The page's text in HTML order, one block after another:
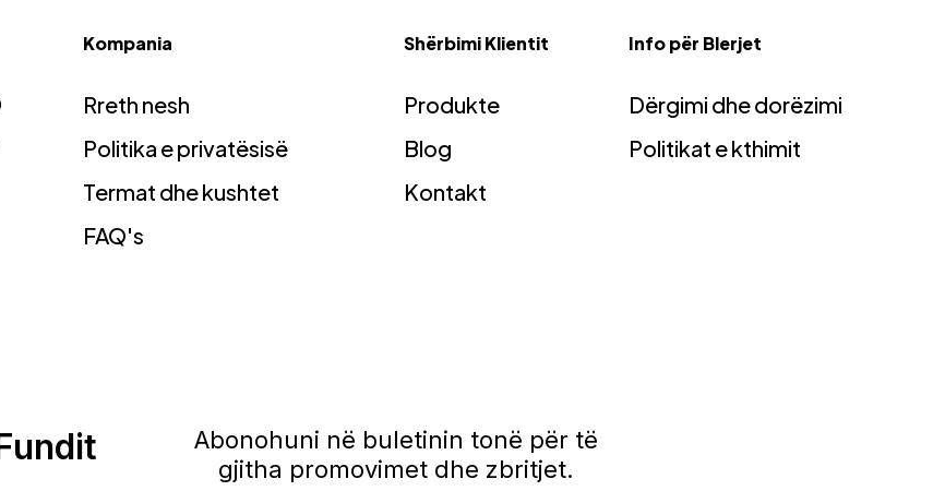
Kompania
Rreth nesh
Politika e privatësisë
Termat dhe kushtet
FAQ's
Shërbimi Klientit
Produkte
Blog
Kontakt
Info për Blerjet
Dërgimi dhe dorëzimi
Politikat e kthimit
Abonohuni në buletinin tonë për të
gjitha promovimet dhe zbritjet.